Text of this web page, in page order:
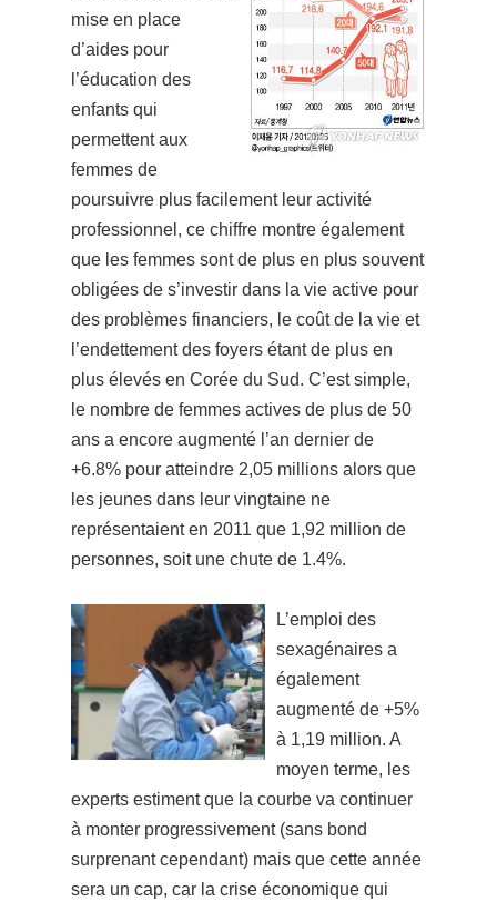
mise en place
d’aides pour
l’éducation des
enfants qui
permettent aux
femmes de
poursuivre plus facilement leur activité
professionnel, ce chiffre montre également
que les femmes sont de plus en plus souvent
obligées de s’investir dans la vie active pour
des problèmes financiers, le coût de la vie et
l’endettement des foyers étant de plus en
plus élevés en Corée du Sud. C’est simple,
le nombre de femmes actives de plus de 50
ans a encore augmenté l’an dernier de
+6.8% pour atteindre 2,05 millions alors que
les jeunes dans leur vingtaine ne
représentaient en 2011 que 1,92 million de
personnes, soit une chute de 1.4%.
L’emploi des
sexagénaires a
également
augmenté de +5%
à 1,19 million. A
moyen terme, les
experts estiment que la courbe va continuer
à monter progressivement (sans bond
surprenant cependant) mais que cette année
sera un cap, car la crise économique qui